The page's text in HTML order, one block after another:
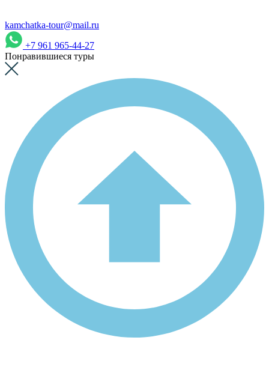
kamchatka-tour@mail.ru
+7 961 965-44-27
Понравившиеся туры